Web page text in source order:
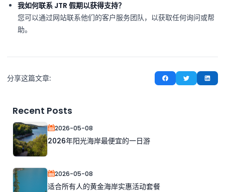
我如何联系 JTR 假期以获得支持？
您可以通过网站联系他们的客户服务团队，以获取任何询问或帮
助。
分享这篇文章:
Recent Posts
2026-05-08
2026年阳光海岸最便宜的一日游
2026-05-08
适合所有人的黄金海岸实惠活动套餐